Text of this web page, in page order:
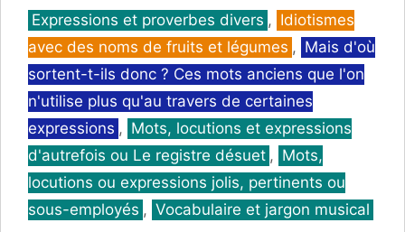
Catégories
Expressions et proverbes divers , Idiotismes
avec des noms de fruits et légumes , Mais d'où
sortent-t-ils donc ? Ces mots anciens que l'on
n'utilise plus qu'au travers de certaines
expressions , Mots, locutions et expressions
d'autrefois ou Le registre désuet , Mots,
locutions ou expressions jolis, pertinents ou
sous-employés , Vocabulaire et jargon musical